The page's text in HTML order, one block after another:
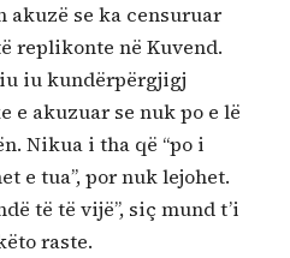
akuzë se ka censuruar
replikonte në Kuvend.
iu kundërpërgjigj
e akuzuar se nuk po e lë
Nikua i tha që “po i
e tua”, por nuk lejohet.
të të vijë”, siç mund t’i
raste.